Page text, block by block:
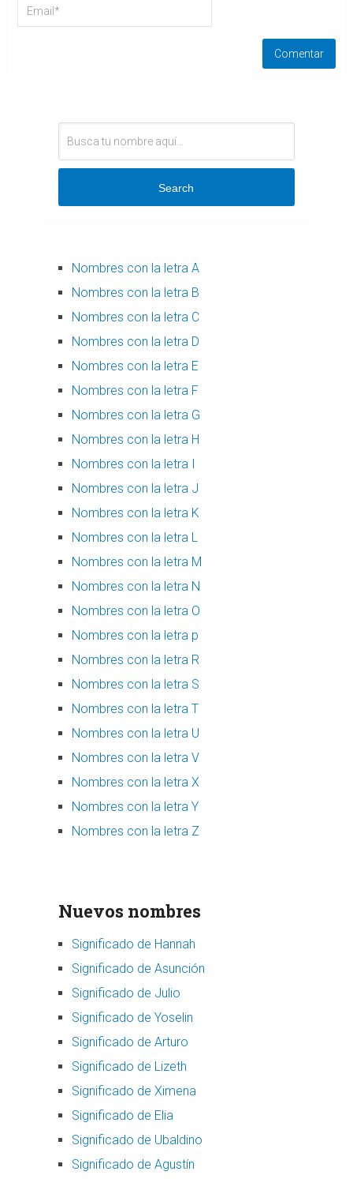
Search
Nombres con la letra A
Nombres con la letra B
Nombres con la letra C
Nombres con la letra D
Nombres con la letra E
Nombres con la letra F
Nombres con la letra G
Nombres con la letra H
Nombres con la letra I
Nombres con la letra J
Nombres con la letra K
Nombres con la letra L
Nombres con la letra M
Nombres con la letra N
Nombres con la letra O
Nombres con la letra p
Nombres con la letra R
Nombres con la letra S
Nombres con la letra T
Nombres con la letra U
Nombres con la letra V
Nombres con la letra X
Nombres con la letra Y
Nombres con la letra Z
Nuevos nombres
Significado de Hannah
Significado de Asunción
Significado de Julio
Significado de Yoselin
Significado de Arturo
Significado de Lizeth
Significado de Ximena
Significado de Elia
Significado de Ubaldino
Significado de Agustín